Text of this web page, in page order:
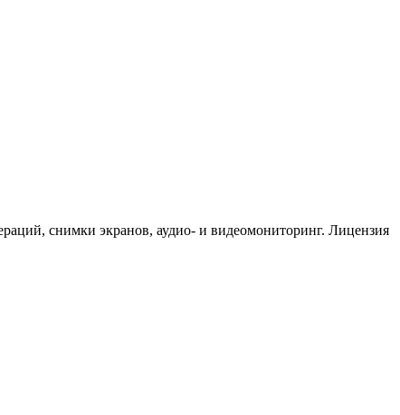
снимки экранов, аудио- и видеомониторинг. Лицензия